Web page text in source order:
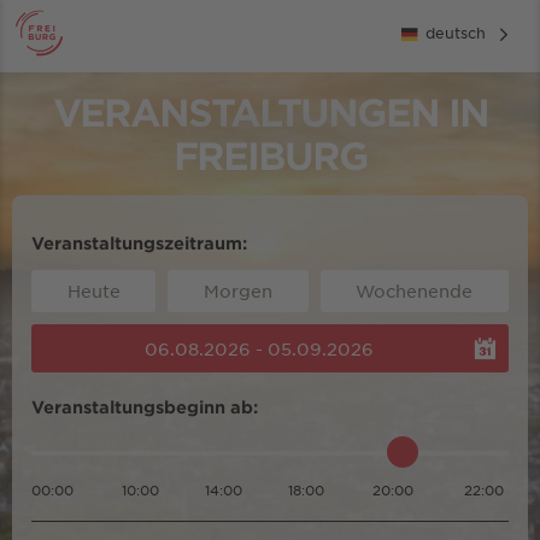
deutsch
VERANSTALTUNGEN IN
FREIBURG
Veranstaltungszeitraum:
Heute Morgen Wochenende
06.08.2026 - 05.09.2026
Veranstaltungsbeginn ab:
00:00 10:00 14:00 18:00 20:00 22:00